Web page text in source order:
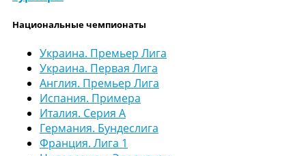
Национальные чемпионаты
Украина. Премьер Лига
Украина. Первая Лига
Англия. Премьер Лига
Испания. Примера
Италия. Серия А
Германия. Бундеслига
Франция. Лига 1